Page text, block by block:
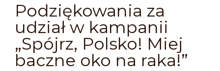
Podziękowania za
udział w kampanii
„Spójrz, Polsko! Miej
baczne oko na raka!”